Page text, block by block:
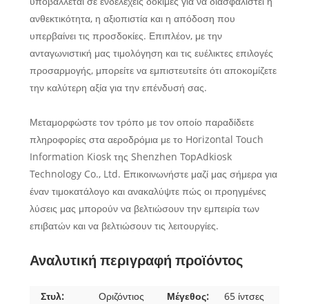
ανθεκτικότητα, η αξιοπιστία και η απόδοση που
υπερβαίνει τις προσδοκίες. Επιπλέον, με την
ανταγωνιστική μας τιμολόγηση και τις ευέλικτες επιλογές
προσαρμογής, μπορείτε να εμπιστευτείτε ότι αποκομίζετε
την καλύτερη αξία για την επένδυσή σας.
Μεταμορφώστε τον τρόπο με τον οποίο παραδίδετε
πληροφορίες στα αεροδρόμια με το Horizontal Touch
Information Kiosk της Shenzhen TopAdkiosk
Technology Co., Ltd. Επικοινωνήστε μαζί μας σήμερα για
έναν τιμοκατάλογο και ανακαλύψτε πώς οι προηγμένες
λύσεις μας μπορούν να βελτιώσουν την εμπειρία των
επιβατών και να βελτιώσουν τις λειτουργίες.
Αναλυτική περιγραφή προϊόντος
Στυλ: Οριζόντιος Μέγεθος:
65 ίντσες